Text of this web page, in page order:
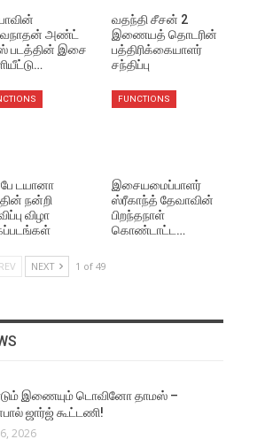
அண்ட்
படத்தின் இசை
வதந்தி சீசன் 2
இணையத் தொடரின்
பத்திரிக்கையாளர்
சந்திப்பு
டயானா
நன்றி
விழா
FUNCTIONS
இசையமைப்பாளர்
ஸ்ரீகாந்த் தேவாவின்
பிறந்தநாள்
கொண்டாட்ட…
NEXT 1 of 49
இணையும் டொவினோ தாமஸ் –
ஜார்ஜ் கூட்டணி!
2026
Lyrical
தான் நான்
!
தேசிய
NEWS
மூடர் கூடம் 2 படத்தின் முதல்
பார்வை போஸ்டர்!
Aug 6, 2026
நடிக்கும் மக்கள் காவலன்
ஃபர்ஸ்ட் லுக் வெளியீடு!
Aug 6, 2026
VIDEO SONGS
Aug 6, 2026
Kaathaaga Vaazhaporen
Lyrical Video